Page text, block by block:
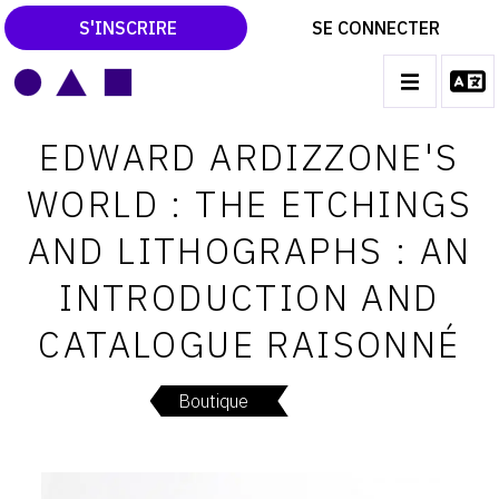
S'INSCRIRE SE CONNECTER
navigation
CATALOGUES RAISONNÉS
LES EXPOSITIONS
LES VERNISSAGES
ARCHIVES DES EXPOSITIONS
ACTUALITÉS DU MONDE DE L'ART
LIBRAIRIE : LIVRES & CATALOGUES
EDWARD ARDIZZONE'S
WORLD : THE ETCHINGS
AND LITHOGRAPHS : AN
INTRODUCTION AND
CATALOGUE RAISONNÉ
Boutique